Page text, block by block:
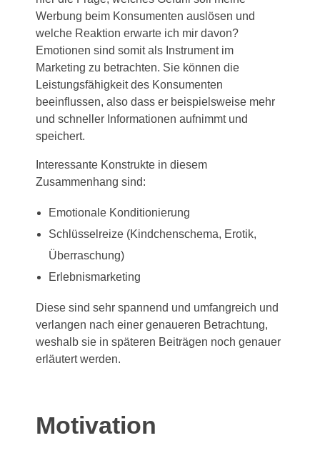
Werbung beim Konsumenten auslösen und
welche Reaktion erwarte ich mir davon?
Emotionen sind somit als Instrument im
Marketing zu betrachten. Sie können die
Leistungsfähigkeit des Konsumenten
beeinflussen, also dass er beispielsweise mehr
und schneller Informationen aufnimmt und
speichert.
Interessante Konstrukte in diesem
Zusammenhang sind:
Emotionale Konditionierung
Schlüsselreize (Kindchenschema, Erotik,
Überraschung)
Erlebnismarketing
Diese sind sehr spannend und umfangreich und
verlangen nach einer genaueren Betrachtung,
weshalb sie in späteren Beiträgen noch genauer
erläutert werden.
Motivation